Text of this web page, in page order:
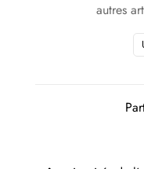
autres